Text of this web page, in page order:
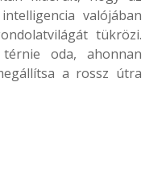
valójában
tükrözi.
oda, ahonnan
a rossz útra